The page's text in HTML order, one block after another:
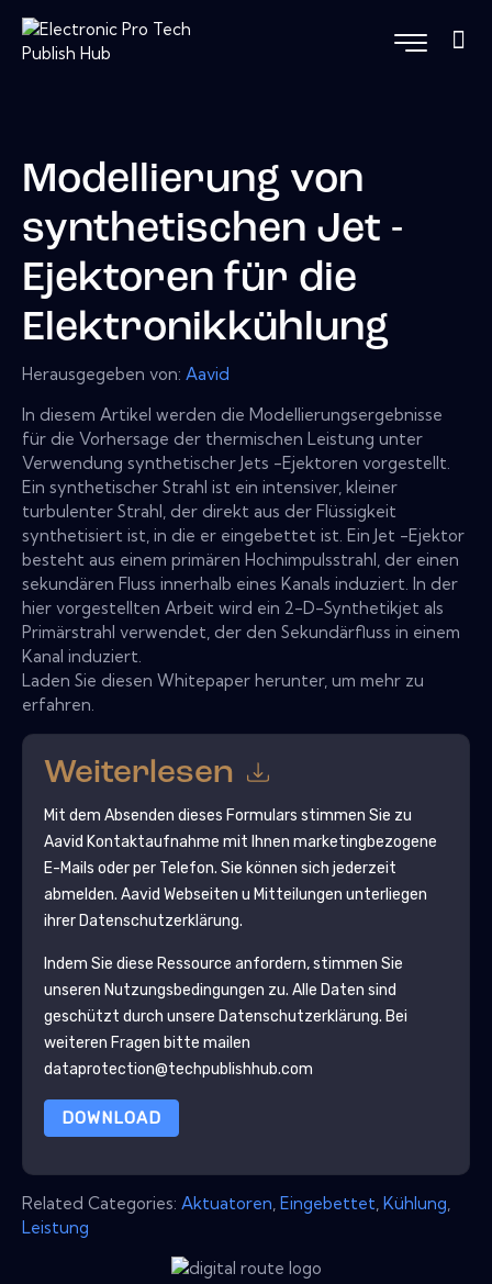
Modellierung von
synthetischen Jet -
Ejektoren für die
Elektronikkühlung
Herausgegeben von: Aavid
In diesem Artikel werden die Modellierungsergebnisse
für die Vorhersage der thermischen Leistung unter
Verwendung synthetischer Jets -Ejektoren vorgestellt.
Ein synthetischer Strahl ist ein intensiver, kleiner
turbulenter Strahl, der direkt aus der Flüssigkeit
synthetisiert ist, in die er eingebettet ist. Ein Jet -Ejektor
besteht aus einem primären Hochimpulsstrahl, der einen
sekundären Fluss innerhalb eines Kanals induziert. In der
hier vorgestellten Arbeit wird ein 2-D-Synthetikjet als
Primärstrahl verwendet, der den Sekundärfluss in einem
Kanal induziert.
Laden Sie diesen Whitepaper herunter, um mehr zu
erfahren.
Weiterlesen
Mit dem Absenden dieses Formulars stimmen Sie zu
Aavid Kontaktaufnahme mit Ihnen marketingbezogene
E-Mails oder per Telefon. Sie können sich jederzeit
abmelden. Aavid Webseiten u Mitteilungen unterliegen
ihrer Datenschutzerklärung.
Indem Sie diese Ressource anfordern, stimmen Sie
unseren Nutzungsbedingungen zu. Alle Daten sind
geschützt durch unsere Datenschutzerklärung. Bei
weiteren Fragen bitte mailen
dataprotection@techpublishhub.com
DOWNLOAD
Related Categories: Aktuatoren Eingebettet Kühlung
Leistung